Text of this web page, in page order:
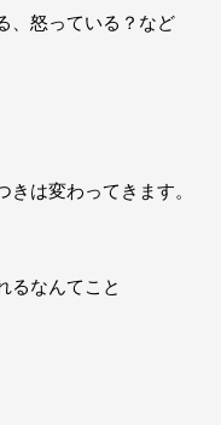
、怒っている？など
は変わってきます。
るなんてこと